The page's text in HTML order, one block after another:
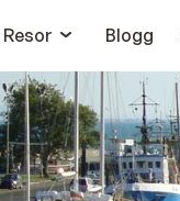
Resor
Blogg